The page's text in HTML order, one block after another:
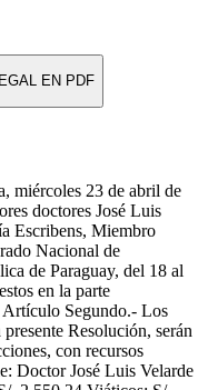
EN PDF
23 de abril de
doctores José Luis
Escribens, Miembro
Nacional de
de Paraguay, del 18 al
en la parte
Artículo Segundo.- Los
Resolución, serán
con recursos
Doctor José Luis Velarde